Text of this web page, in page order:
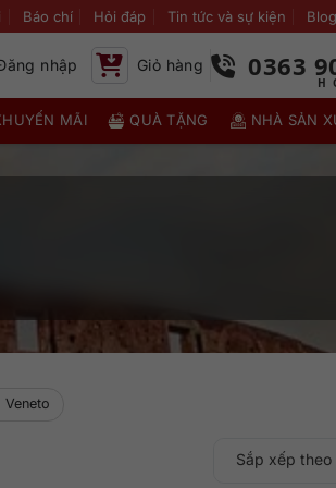
Báo chí Hỏi đáp Tin tức và sự kiện Blog
nhập Giỏ hàng 0363
MÃI QUÀ TẶNG NHÀ SẢN
Veneto
Sắp xếp theo
Sắp xếp theo